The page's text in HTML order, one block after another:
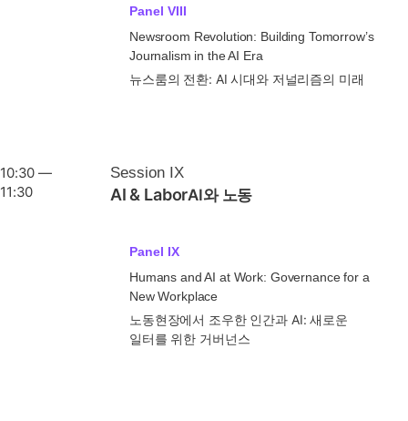
Panel VIII
Newsroom Revolution: Building Tomorrow’s
Journalism in the AI Era
뉴스룸의 전환: AI 시대와 저널리즘의 미래
10:30 —
11:30
Session IX
AI & LaborAI와 노동
Panel IX
Humans and AI at Work: Governance for a
New Workplace
노동현장에서 조우한 인간과 AI: 새로운
일터를 위한 거버넌스